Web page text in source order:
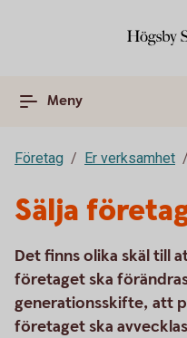
Meny
Företag Er verksamhet
Sälja
Det finns olika skäl till
företaget ska
generationsskifte, att
företaget ska